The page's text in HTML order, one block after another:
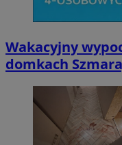
Wakacyjny
domkach